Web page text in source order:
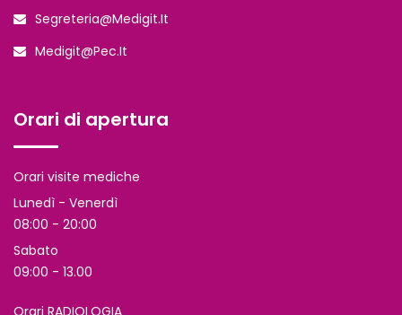
Segreteria@medigit.it
Medigit@pec.it
Orari di apertura
Orari visite mediche
Lunedì - Venerdì
08:00 - 20:00
Sabato
09:00 - 13.00